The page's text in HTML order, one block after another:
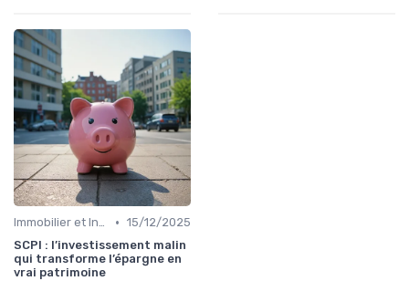
Immobilier et Investissements Locatifs • 15/12/2025
SCPI : l’investissement malin
qui transforme l’épargne en
vrai patrimoine